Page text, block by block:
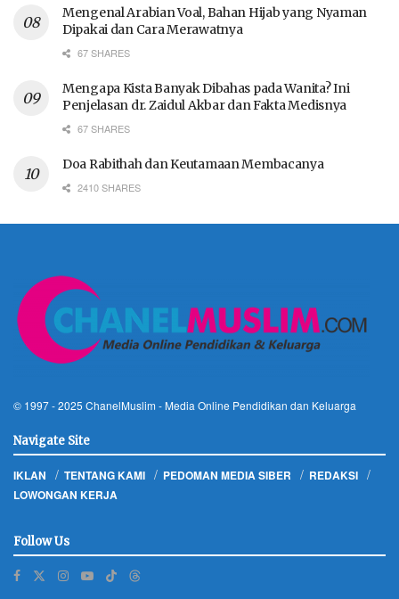
Mengenal Arabian Voal, Bahan Hijab yang Nyaman
Dipakai dan Cara Merawatnya
67 SHARES
Mengapa Kista Banyak Dibahas pada Wanita? Ini
Penjelasan dr. Zaidul Akbar dan Fakta Medisnya
67 SHARES
Doa Rabithah dan Keutamaan Membacanya
2410 SHARES
© 1997 - 2025 ChanelMuslim - Media Online Pendidikan dan Keluarga
Navigate Site
IKLAN TENTANG KAMI PEDOMAN MEDIA SIBER
REDAKSI
LOWONGAN KERJA
Follow Us